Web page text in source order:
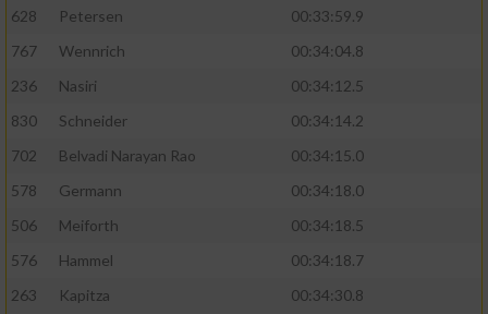
628
Petersen
00:33:59.9
767
Wennrich
00:34:04.8
236
Nasiri
00:34:12.5
830
Schneider
00:34:14.2
702
Belvadi Narayan Rao
00:34:15.0
578
Germann
00:34:18.0
506
Meiforth
00:34:18.5
576
Hammel
00:34:18.7
263
Kapitza
00:34:30.8